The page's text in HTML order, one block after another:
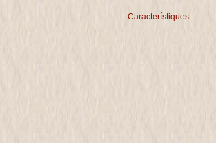
Característiques